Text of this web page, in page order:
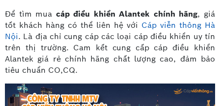
Để tìm mua cáp điều khiển Alantek chính hãng, giá
tốt khách hàng có thể liên hệ với Cáp viễn thông Hà
Nội. Là địa chỉ cung cáp các loại cáp điều khiển uy tín
trên thị trường. Cam kết cung cấp cáp điều khiển
Alantek giá rẻ chính hãng chất lượng cao, đảm bảo
tiêu chuẩn CO,CQ.